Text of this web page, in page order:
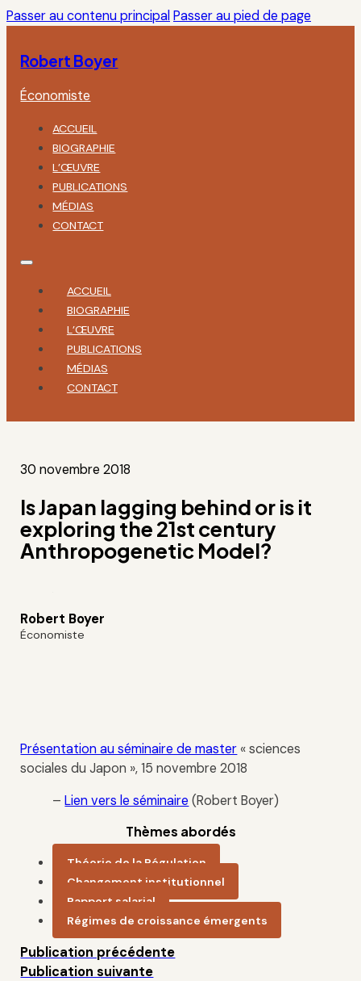
Passer au contenu principal Passer au pied de page
Robert Boyer
Économiste
ACCUEIL
BIOGRAPHIE
L’ŒUVRE
PUBLICATIONS
MÉDIAS
CONTACT
ACCUEIL
BIOGRAPHIE
L’ŒUVRE
PUBLICATIONS
MÉDIAS
CONTACT
30 novembre 2018
Is Japan lagging behind or is it
exploring the 21st century
Anthropogenetic Model?
Robert Boyer
Économiste
Présentation au séminaire de master « sciences
sociales du Japon », 15 novembre 2018
–Lien vers le séminaire (Robert Boyer)
Thèmes abordés
Théorie de la Régulation
Changement institutionnel
Rapport salarial
Régimes de croissance émergents
Publication précédente
Publication suivante